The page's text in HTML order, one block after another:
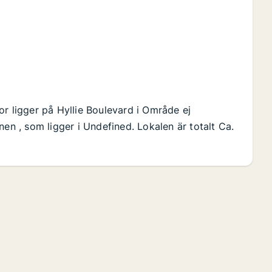
ligger på Hyllie Boulevard i Område ej
, som ligger i Undefined. Lokalen är totalt Ca.